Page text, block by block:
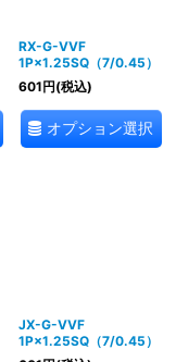
RX-G-VVF
1P×1.25SQ（7/0.45）
601円(税込)
オプション選択
JX-G-VVF
1P×1.25SQ（7/0.45）